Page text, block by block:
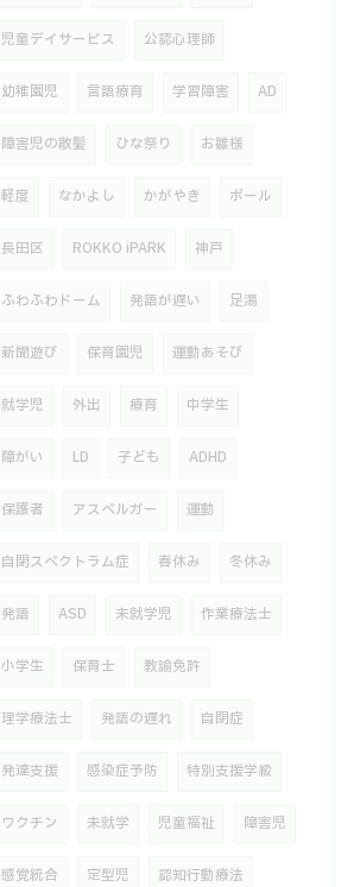
児童デイサービス 公認心理師
幼稚園児 言語療育 学習障害 AD
障害児の散髪 ひな祭り お雛様
軽度 なかよし かがやき ボール
長田区 ROKKO iPARK 神戸
ふわふわドーム 発語が遅い 足湯
新聞遊び 保育園児 運動あそび
就学児 外出 療育 中学生
障がい LD 子ども ADHD
保護者 アスペルガー 運動
自閉スペクトラム症 春休み 冬休み
発語 ASD 未就学児 作業療法士
小学生 保育士 教諭免許
理学療法士 発語の遅れ 自閉症
発達支援 感染症予防 特別支援学級
ワクチン 未就学 児童福祉 障害児
感覚統合 定型児 認知行動療法